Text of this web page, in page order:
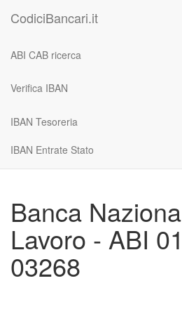
CodiciBancari.it
ABI CAB ricerca
Verifica IBAN
IBAN Tesoreria
IBAN Entrate Stato
Banca
Lavoro - ABI
03268